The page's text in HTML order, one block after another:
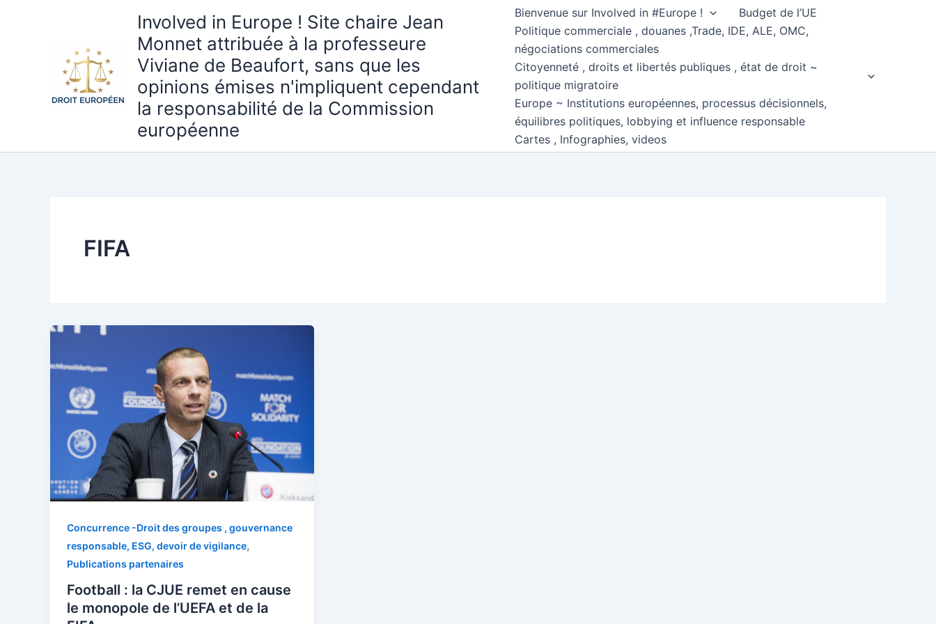
Involved in Europe ! Site chaire Jean
Monnet attribuée à la professeure
Viviane de Beaufort, sans que les
opinions émises n'impliquent cependant
la responsabilité de la Commission
européenne
Bienvenue sur Involved in #Europe !
Budget de l’UE
Politique commerciale , douanes ,Trade, IDE, ALE, OMC,
négociations commerciales
Citoyenneté , droits et libertés publiques , état de droit ~
politique migratoire
Europe ~ Institutions européennes, processus décisionnels,
équilibres politiques, lobbying et influence responsable
Cartes , Infographies, videos
FIFA
Concurrence -Droit des groupes , gouvernance
responsable, ESG, devoir de vigilance,
Publications partenaires
Football : la CJUE remet en cause
le monopole de l’UEFA et de la